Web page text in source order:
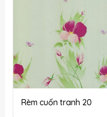
Rèm cuốn tranh 20